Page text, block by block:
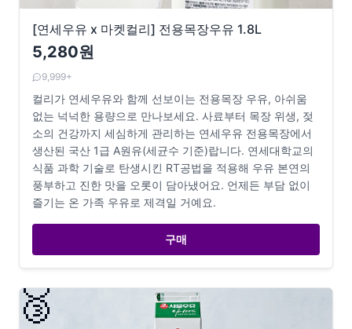
[연세우유 x 마켓컬리] 전용목장우유 1.8L
5,280원
9,999+
컬리가 연세우유와 함께 선보이는 전용목장 우유, 아쉬움
없는 넉넉한 용량으로 만나보세요. 사료부터 목장 위생, 젖
소의 건강까지 세심하게 관리하는 연세우유 전용목장에서
생산된 국산 1급 A원유(세균수 기준)랍니다. 연세대학교의
식품 과학 기술로 탄생시킨 RT공법을 적용해 우유 본연의
풍부하고 진한 맛을 오롯이 담아냈어요. 언제든 부담 없이
즐기는 온 가족 우유로 제격일 거예요.
구매
🥉